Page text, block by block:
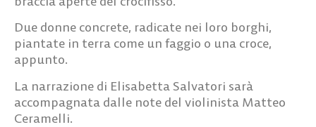
Due donne concrete, radicate nei loro borghi,
piantate in terra come un faggio o una croce,
appunto.
La narrazione di Elisabetta Salvatori sarà
accompagnata dalle note del violinista Matteo
Ceramelli.